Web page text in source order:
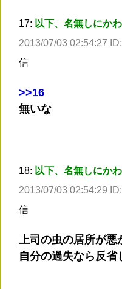
17: 以下、名無しにか
2013/07/03 02:54:27
信
>>16
無いな
18: 以下、名無しにか
2013/07/03 02:54:29
信
上司の虫の居所が
自分の過失なら反省